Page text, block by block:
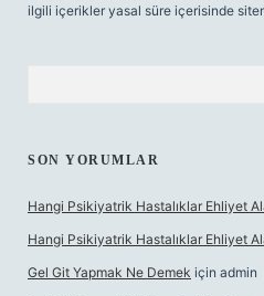
ilgili içerikler yasal süre içerisinde
SON YORUMLAR
Hangi Psikiyatrik Hastalıklar Ehliyet
Hangi Psikiyatrik Hastalıklar Ehliyet
Gel Git Yapmak Ne Demek için admin